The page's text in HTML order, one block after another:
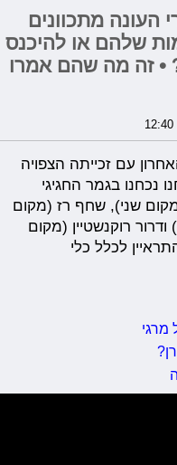
העונה מתכוונים
שלהם או להיכנס
• זה מה שהם אמרו
עם זכייתה הצפויה
נכחנו בגמר החגיגי
שני), שחף רז (מקום
רוקנשטיין (מקום
לכלל כלי